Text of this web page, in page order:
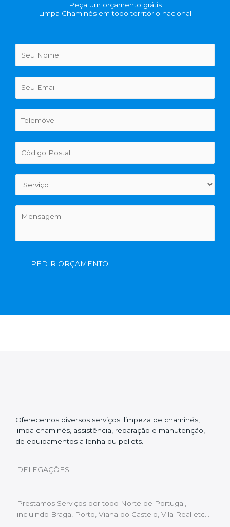
Peça um orçamento grátis
Limpa Chaminés em todo território nacional
PEDIR ORÇAMENTO
Oferecemos diversos serviços: limpeza de chaminés,
limpa chaminés, assistência, reparação e manutenção,
de equipamentos a lenha ou pellets.
DELEGAÇÕES
Prestamos Serviços por todo Norte de Portugal,
incluindo Braga, Porto, Viana do Castelo, Vila Real etc…